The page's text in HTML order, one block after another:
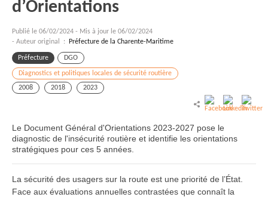
d’Orientations
Publié le 06/02/2024 - Mis à jour le 06/02/2024
- Auteur original :
Préfecture de la Charente-Maritime
Préfecture DGO
Diagnostics et politiques locales de sécurité routière
2008
2018 2023
Le Document Général d'Orientations 2023-2027 pose le
diagnostic de l'insécurité routière et identifie les orientations
stratégiques pour ces 5 années.
La sécurité des usagers sur la route est une priorité de l’État.
Face aux évaluations annuelles contrastées que connaît la